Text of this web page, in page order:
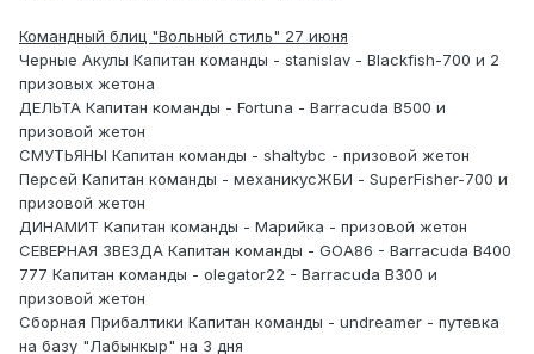
Командный блиц "Вольный стиль" 27 июня
Черные Акулы Капитан команды - stanislav - Blackfish-700 и 2
призовых жетона
ДЕЛЬТА Капитан команды - Fortuna - Barracuda В500 и
призовой жетон
СМУТЬЯНЫ Капитан команды - shaltybc - призовой жетон
Персей Капитан команды - механикусЖБИ - SuperFisher-700 и
призовой жетон
ДИНАМИТ Капитан команды - Марийка - призовой жетон
СЕВЕРНАЯ ЗВЕЗДА Капитан команды - GOA86 - Barracuda B400
777 Капитан команды - olegator22 - Barracuda B300 и
призовой жетон
Сборная Прибалтики Капитан команды - undreamer - путевка
на базу "Лабынкыр" на 3 дня